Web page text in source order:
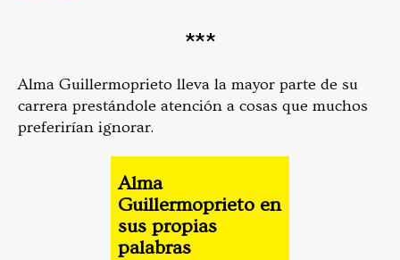
***
Alma Guillermoprieto lleva la mayor parte de su
carrera prestándole atención a cosas que muchos
preferirían ignorar.
Alma
Guillermoprieto en
sus propias
palabras